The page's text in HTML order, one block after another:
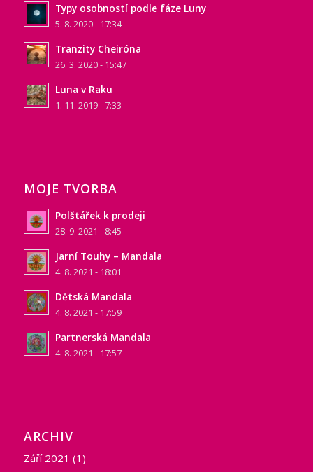
Typy osobností podle fáze Luny
5. 8. 2020 - 17:34
Tranzity Cheiróna
26. 3. 2020 - 15:47
Luna v Raku
1. 11. 2019 - 7:33
MOJE TVORBA
Polštářek k prodeji
28. 9. 2021 - 8:45
Jarní Touhy – Mandala
4. 8. 2021 - 18:01
Dětská Mandala
4. 8. 2021 - 17:59
Partnerská Mandala
4. 8. 2021 - 17:57
ARCHIV
Září 2021 (1)